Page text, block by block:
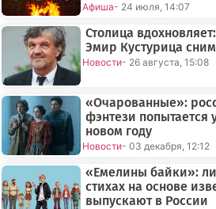
Афиша- 24 июля, 14:07
Столица
Эмир Кустурица
Новости- 26 августа, 15:08
«Очарованные»:
фэнтези попытается
новом году
Новости- 03 декабря, 12:12
«Емелины байки»:
стихах на основе
выпускают в России